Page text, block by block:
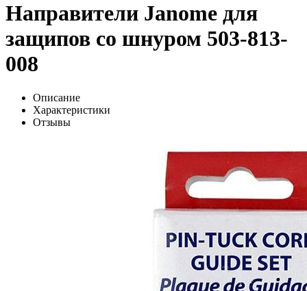
Направители Janome для
защипов со шнуром 503-813-
008
Описание
Характеристики
Отзывы